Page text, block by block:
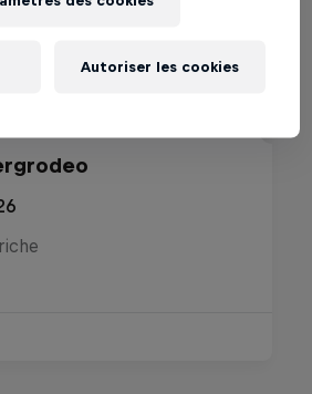
Autoriser les cookies